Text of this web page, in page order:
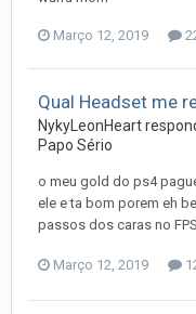
Março 12, 2019
Qual Headset me
NykyLeonHeart
Papo Sério
o meu gold do ps4
ele e ta bom porem eh
passos dos caras no
Março 12, 2019